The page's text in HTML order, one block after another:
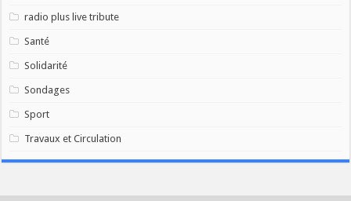
radio plus live tribute
Santé
Solidarité
Sondages
Sport
Travaux et Circulation